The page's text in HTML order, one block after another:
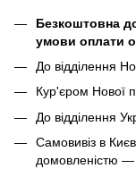
Безкоштовна
умови оплати
До відділення
Кур'єром Нової
До відділення
Самовивіз в
домовленістю —